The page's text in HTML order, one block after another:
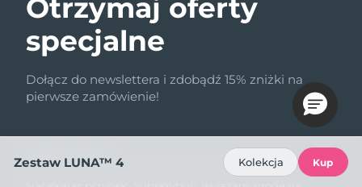
Otrzymaj oferty
specjalne
Dołącz do newslettera i zdobądź 15% zniżki na
pierwsze zamówienie!
Zestaw LUNA™ 4 Kolekcja Kup